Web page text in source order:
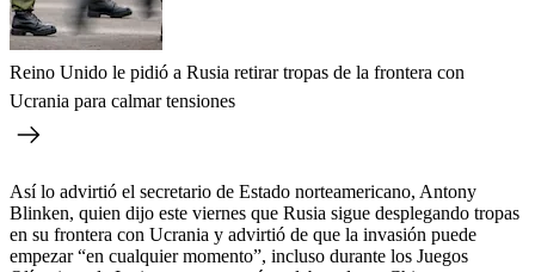
Reino Unido le pidió a Rusia retirar tropas de la frontera con
Ucrania para calmar tensiones
Así lo advirtió el secretario de Estado norteamericano, Antony
Blinken, quien dijo este viernes que Rusia sigue desplegando tropas
en su frontera con Ucrania y advirtió de que la invasión puede
empezar “en cualquier momento”, incluso durante los Juegos